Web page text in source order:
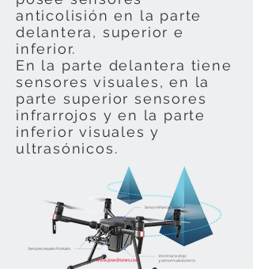
anticolisión en la parte
delantera, superior e
inferior.
En la parte delantera tiene
sensores visuales, en la
parte superior sensores
infrarrojos y en la parte
inferior visuales y
ultrasónicos.